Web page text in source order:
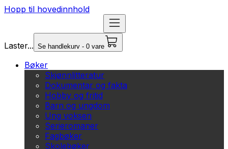
Hopp til hovedinnhold
Laster... Se handlekurv - 0 vare
Bøker
Skjønnlitteratur
Dokumentar og fakta
Hobby og fritid
Barn og ungdom
Ung voksen
Serieromaner
Fagbøker
Skolebøker